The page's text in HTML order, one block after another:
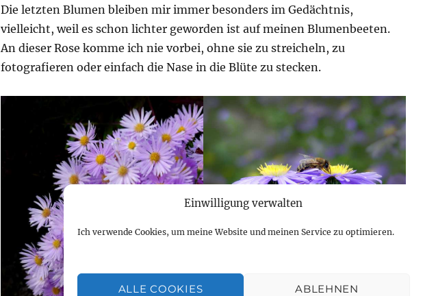
Einwilligung verwalten
Ich verwende Cookies, um meine Website und meinen Service zu optimieren.
ALLE COOKIES ABLEHNEN
Die letzten Blumen bleiben mir immer besonders im Gedächtnis,
vielleicht, weil es schon lichter geworden ist auf meinen Blumenbeeten.
An dieser Rose komme ich nie vorbei, ohne sie zu streicheln, zu
fotografieren oder einfach die Nase in die Blüte zu stecken.